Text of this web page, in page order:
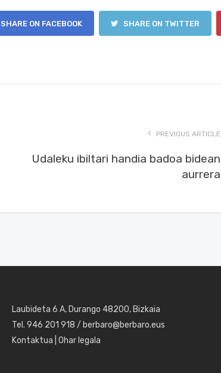
SHARE ON FACEBOOK SHARE ON TWITTER
PREVIOUS ARTICLE
Udaleku ibiltari handia badoa bidean
aurrera
Laubideta 6 A, Durango 48200, Bizkaia
Tel. 946 201 918 / berbaro@berbaro.eus
Kontaktua Ohar legala